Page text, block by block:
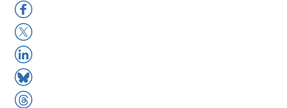
Share
to
Facebook
Share
to
X
Share
to
LinkedIn
Share
to
Bluesky
Share